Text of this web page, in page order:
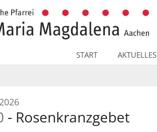
START AKTUELLES
:
Rosenkranzgebet